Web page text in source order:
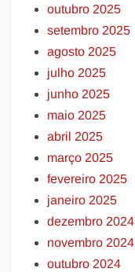
outubro 2025
setembro 2025
agosto 2025
julho 2025
junho 2025
maio 2025
abril 2025
março 2025
fevereiro 2025
janeiro 2025
dezembro 2024
novembro 2024
outubro 2024